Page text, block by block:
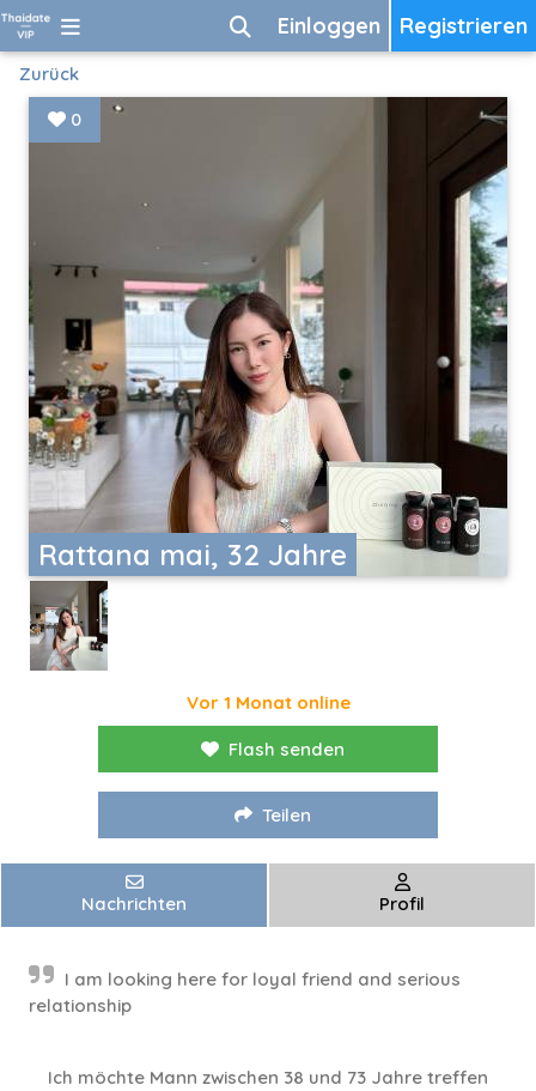
Registrieren
Einloggen
Zurück
Rattana mai, 32 Jahre
0
Vor 1 Monat online
Flash senden
Teilen
Nachrichten Profil
I am looking here for loyal friend and serious
relationship
Ich möchte Mann zwischen 38 und 73 Jahre treffen